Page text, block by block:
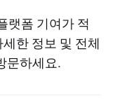
랫폼 기여가 적
한 정보 및 전체
문하세요.